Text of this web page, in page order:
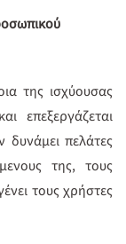
της ισχύουσας
επεξεργάζεται
πελάτες
της, τους
τους χρήστες